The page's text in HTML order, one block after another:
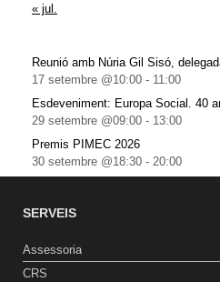
« jul.
Reunió amb Núria Gil Sisó,
17 setembre @10:00 - 11:00
Esdeveniment: Europa Social. 40
29 setembre @09:00 - 13:00
Premis PIMEC 2026
30 setembre @18:30 - 20:00
SERVEIS
Assessoria
CRS